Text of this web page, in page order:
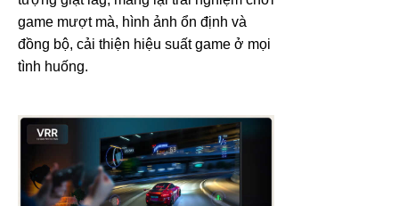
game mượt mà, hình ảnh ổn định và
đồng bộ, cải thiện hiệu suất game ở mọi
tình huống.